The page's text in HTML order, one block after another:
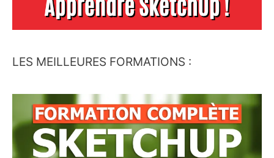
LES MEILLEURES FORMATIONS :